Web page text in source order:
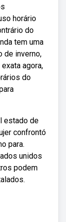
horário
do
tem uma
de inverno,
agora,
do
estado de
confrontó
para.
unidos
podem